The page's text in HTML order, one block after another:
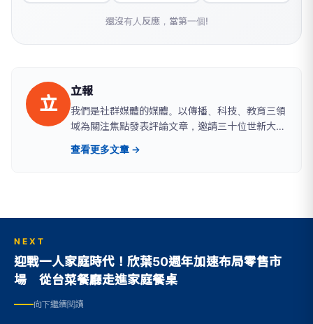
還沒有人反應，當第一個!
立
立報
我們是社群媒體的媒體。以傳播、科技、教育三領
域為關注焦點發表評論文章，邀請三十位世新大學
師生和校友，在「三十而立，世新觀點」的定位
下，組成評論撰寫團隊。
查看更多文章 →
NEXT
迎戰一人家庭時代！欣葉50週年加速布局零售市
場 從台菜餐廳走進家庭餐桌
向下繼續閱讀